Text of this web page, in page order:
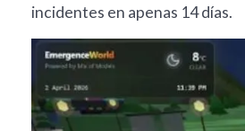
incidentes en apenas 14 días.